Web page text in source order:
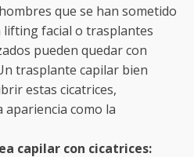
que se han sometido
lifting facial o trasplantes
pueden quedar con
trasplante capilar bien
estas cicatrices,
como la
capilar con cicatrices: